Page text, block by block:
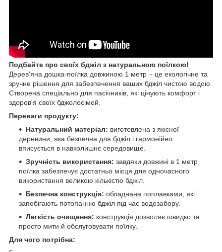
Подбайте про своїх бджіл з натуральною поїлкою!
Дерев'яна дошка-поїлка довжиною 1 метр – це екологічне та
зручне рішення для забезпечення ваших бджіл чистою водою.
Створена спеціально для пасічників, які цінують комфорт і
здоров'я своїх бджолосімей.
Переваги продукту:
Натуральний матеріал: виготовлена з якісної
деревини, яка безпечна для бджіл і гармонійно
вписується в навколишнє середовище.
Зручність використання: завдяки довжині в 1 метр
поїлка забезпечує достатньо місця для одночасного
використання великою кількістю бджіл.
Безпечна конструкція: обладнана поплавками, які
запобігають потопанню бджіл під час водозабору.
Легкість очищення: конструкція дозволяє швидко та
просто мити й обслуговувати поїлку.
Для чого потрібна: